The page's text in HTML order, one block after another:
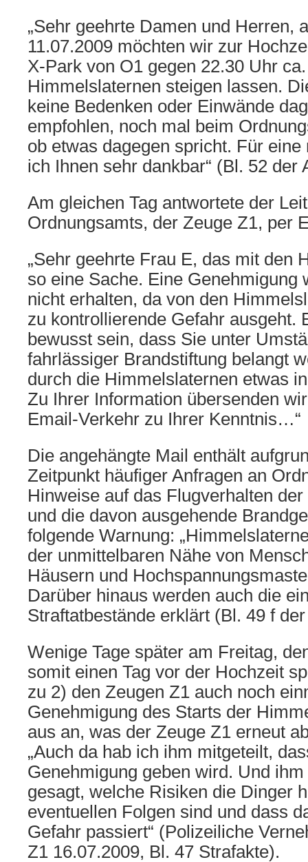
„Sehr geehrte Damen und Herren,
11.07.2009 möchten wir zur
X-Park von O1 gegen 22.30 Uhr
Himmelslaternen steigen lassen.
keine Bedenken oder Einwände
empfohlen, noch mal beim
ob etwas dagegen spricht. Für
ich Ihnen sehr dankbar“ (Bl. 52
Am gleichen Tag antwortete der
Ordnungsamts, der Zeuge Z1, per
„Sehr geehrte Frau E, das mit den
so eine Sache. Eine Genehmigung
nicht erhalten, da von den
zu kontrollierende Gefahr ausgeht.
bewusst sein, dass Sie unter
fahrlässiger Brandstiftung belangt
durch die Himmelslaternen etwas
Zu Ihrer Information übersenden
Email-Verkehr zu Ihrer Kenntnis…“
Die angehängte Mail enthält
Zeitpunkt häufiger Anfragen an
Hinweise auf das Flugverhalten
und die davon ausgehende
folgende Warnung:
der unmittelbaren Nähe von
Häusern und
Darüber hinaus werden auch die
Straftatbestände erklärt (Bl. 49 f
Wenige Tage später am Freitag,
somit einen Tag vor der Hochzeit
zu 2) den Zeugen Z1 auch noch
Genehmigung des Starts der
aus an, was der Zeuge Z1 erneut
„Auch da hab ich ihm mitgeteilt,
Genehmigung geben wird. Und
gesagt, welche Risiken die Dinger
eventuellen Folgen sind und dass
Gefahr passiert“ (Polizeiliche
Z1 16.07.2009, Bl. 47 Strafakte).